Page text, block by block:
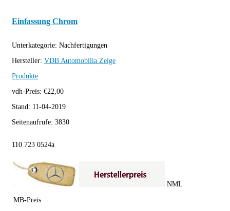
Einfassung Chrom
Unterkategorie: Nachfertigungen
Hersteller: VDB Automobilia Zeige
Produkte
vdh-Preis: €22,00
Stand: 11-04-2019
Seitenaufrufe: 3830
110 723 0524a
MB-Preis
NML